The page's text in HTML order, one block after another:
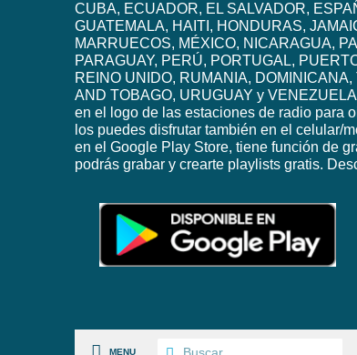
CUBA, ECUADOR, EL SALVADOR,
GUATEMALA, HAITI, HONDURAS,
MARRUECOS, MÉXICO, NICARAGUA,
PARAGUAY, PERÚ, PORTUGAL,
REINO UNIDO, RUMANIA, DOMINICANA,
AND TOBAGO, URUGUAY y
en el logo de las estaciones de radio para
los puedes disfrutar también en el celular/
en el Google Play Store, tiene función de
podrás grabar y crearte playlists gratis.
MENU